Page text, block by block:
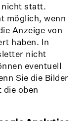
nicht statt.
möglich, wenn
Anzeige von
haben. In
nicht
eventuell
Sie die Bilder
die oben